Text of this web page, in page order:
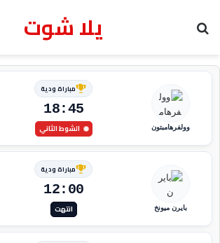
يلا شوت
وولفرهامبتون
مباراة ودية
18:45
الشوط الثاني
بايرن ميونخ
مباراة ودية
12:00
انتهت